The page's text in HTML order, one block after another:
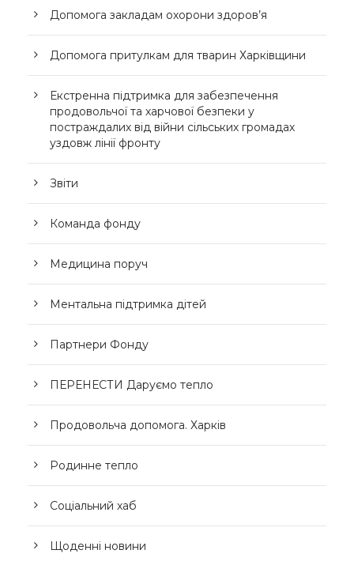
Допомога закладам охорони здоров’я
Допомога притулкам для тварин Харківщини
Екстренна підтримка для забезпечення
продовольчої та харчової безпеки у
постраждалих від війни сільських громадах
уздовж лінії фронту
Звіти
Команда фонду
Медицина поруч
Ментальна підтримка дітей
Партнери Фонду
ПЕРЕНЕСТИ Даруємо тепло
Продовольча допомога. Харків
Родинне тепло
Соціальний хаб
Щоденні новини